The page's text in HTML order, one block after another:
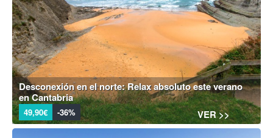
Desconexión en el norte: Relax absoluto este verano
en Cantabria
49,90€ -36% VER >>